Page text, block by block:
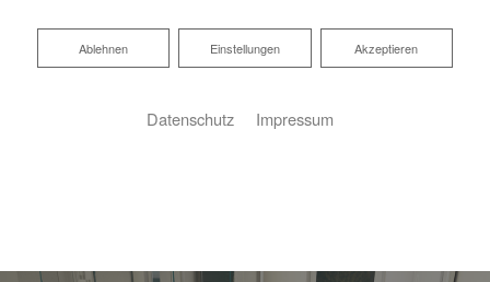
Startseite»Bad»Badinspiration & Musterbäder»Luxus-Bad 7 ㎡
Luxus-Bad 7 ㎡
Akzeptieren
Einstellungen
Ablehnen
Ablehnen
Datenschutz Impressum